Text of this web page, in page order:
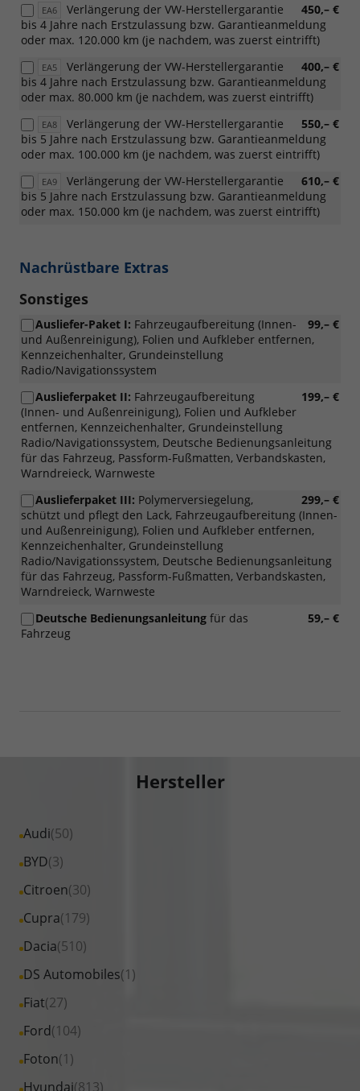
EA6 450,– €
Verlängerung der VW-Herstellergarantie
bis 4 Jahre nach Erstzulassung bzw. Garantieanmeldung
oder max. 120.000 km (je nachdem, was zuerst eintrifft)
EA5 400,– €
Verlängerung der VW-Herstellergarantie
bis 4 Jahre nach Erstzulassung bzw. Garantieanmeldung
oder max. 80.000 km (je nachdem, was zuerst eintrifft)
EA8 550,– €
Verlängerung der VW-Herstellergarantie
bis 5 Jahre nach Erstzulassung bzw. Garantieanmeldung
oder max. 100.000 km (je nachdem, was zuerst eintrifft)
EA9 610,– €
Verlängerung der VW-Herstellergarantie
bis 5 Jahre nach Erstzulassung bzw. Garantieanmeldung
oder max. 150.000 km (je nachdem, was zuerst eintrifft)
Nachrüstbare Extras
Sonstiges
99,– €
Ausliefer-Paket I: Fahrzeugaufbereitung (Innen-
und Außenreinigung), Folien und Aufkleber entfernen,
Kennzeichenhalter, Grundeinstellung
Radio/Navigationssystem
199,– €
Auslieferpaket II: Fahrzeugaufbereitung
(Innen- und Außenreinigung), Folien und Aufkleber
entfernen, Kennzeichenhalter, Grundeinstellung
Radio/Navigationssystem, Deutsche Bedienungsanleitung
für das Fahrzeug, Passform-Fußmatten, Verbandskasten,
Warndreieck, Warnweste
299,– €
Auslieferpaket III: Polymerversiegelung,
schützt und pflegt den Lack, Fahrzeugaufbereitung (Innen-
und Außenreinigung), Folien und Aufkleber entfernen,
Kennzeichenhalter, Grundeinstellung
Radio/Navigationssystem, Deutsche Bedienungsanleitung
für das Fahrzeug, Passform-Fußmatten, Verbandskasten,
Warndreieck, Warnweste
59,– €
Deutsche Bedienungsanleitung für das
Fahrzeug
Hersteller
Audi(50)
Alle
Fahrzeuge
Audi
anzeigen
BYD(3)
Alle
Fahrzeuge
BYD
anzeigen
Citroen(30)
Alle
Fahrzeuge
Citroen
anzeigen
Cupra(179)
Alle
Fahrzeuge
Cupra
anzeigen
Dacia(510)
Alle
Fahrzeuge
Dacia
anzeigen
DS Automobiles(1)
Alle
Fahrzeuge
DS
Automobiles
anzeigen
Fiat(27)
Alle
Fahrzeuge
Fiat
Ford(104)
Alle
Fahrzeuge
Foton(1)
Alle
Fahrzeuge
Hyundai(813)
Alle